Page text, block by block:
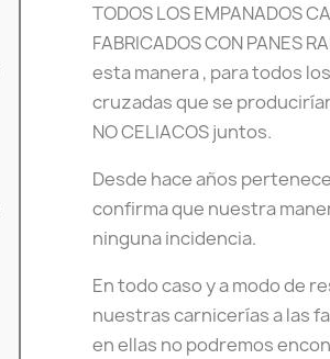
TODOS LOS EMPANADOS
FABRICADOS CON PANES
esta manera , para todos
cruzadas que se
NO CELIACOS juntos.
Desde hace años
confirma que nuestra
ninguna incidencia.
En todo caso y a modo de
nuestras carnicerías a las
en ellas no podremos